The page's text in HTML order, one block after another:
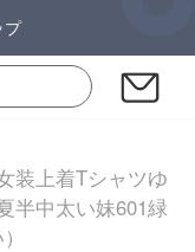
装上着Tシャツゆ
半中太い妹601緑